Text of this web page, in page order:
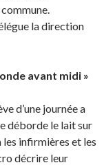
la direction
avant midi »
d’une journée a
déborde le lait sur
les infirmières et les
décrire leur